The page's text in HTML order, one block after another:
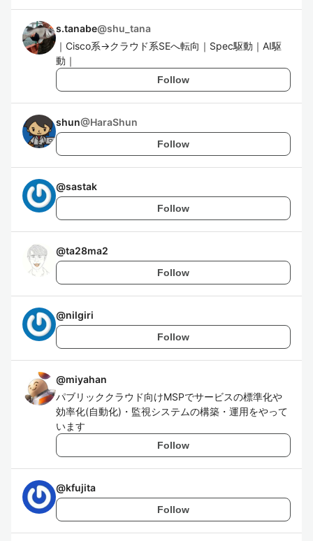
s.tanabe@shu_tana
｜Cisco系→クラウド系SEへ転向｜Spec駆動｜AI駆
動｜
Follow
shun@HaraShun
Follow
@sastak
Follow
@ta28ma2
Follow
@nilgiri
Follow
@miyahan
パブリッククラウド向けMSPでサービスの標準化や
効率化(自動化)・監視システムの構築・運用をやって
います
Follow
@kfujita
Follow